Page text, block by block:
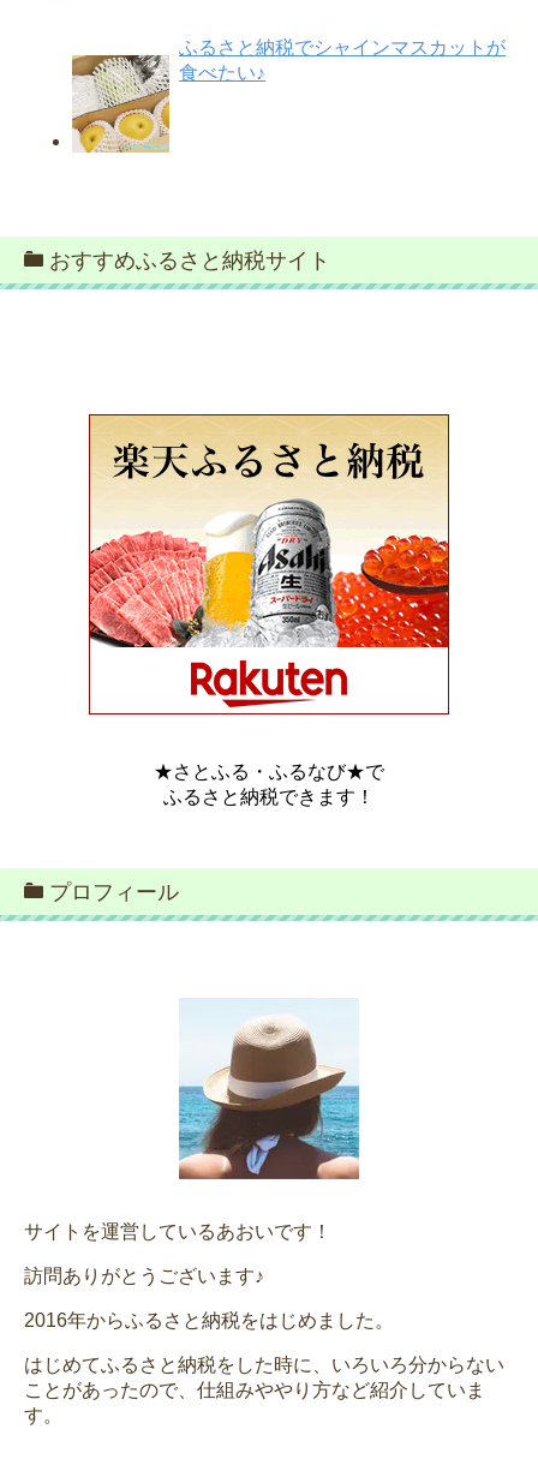
ふるさと納税でシャインマスカットが
食べたい♪
おすすめふるさと納税サイト
★さとふる・ふるなび★で
ふるさと納税できます！
プロフィール
サイトを運営しているあおいです！
訪問ありがとうございます♪
2016年からふるさと納税をはじめました。
はじめてふるさと納税をした時に、いろいろ分からない
ことがあったので、仕組みややり方など紹介していま
す。